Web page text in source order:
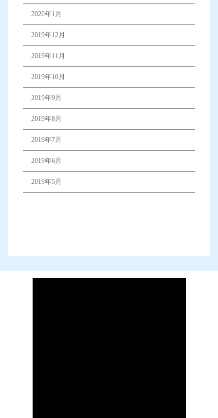
2020年1月
2019年12月
2019年11月
2019年10月
2019年9月
2019年8月
2019年7月
2019年6月
2019年5月